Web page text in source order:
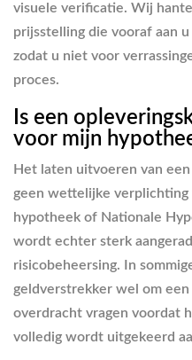
visuele verificatie. Wij
prijsstelling die vooraf aan
zodat u niet voor
proces.
Is een
voor mijn
Het laten uitvoeren van
geen wettelijke
hypotheek of Nationale
wordt echter sterk
risicobeheersing. In
geldverstrekker wel om
overdracht vragen voordat
volledig wordt uitgekeerd